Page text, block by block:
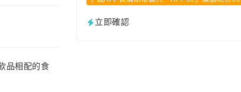
品相配的食
立即確認